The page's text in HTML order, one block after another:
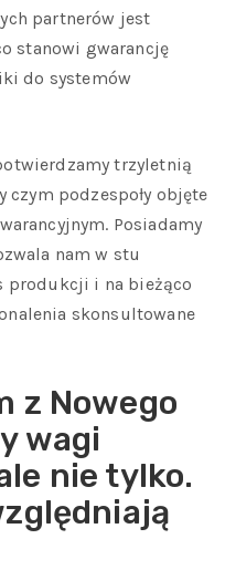
partnerów jest
stanowi gwarancję
do systemów
trzyletnią
czym podzespoły objęte
Posiadamy
nam w stu
produkcji i na bieżąco
skonsultowane
z Nowego
wagi
nie tylko.